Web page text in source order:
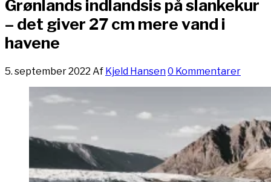
Grønlands indlandsis på slankekur
– det giver 27 cm mere vand i
havene
5. september 2022 Af Kjeld Hansen0 Kommentarer